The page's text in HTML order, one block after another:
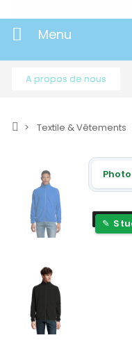
Menu
A propos de nous
Textile & Vêtements
Photo